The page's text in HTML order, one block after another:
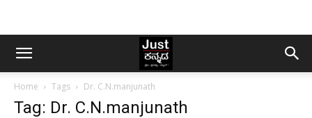
Home Tags Dr. C.N.manjunath
Tag: Dr. C.N.manjunath